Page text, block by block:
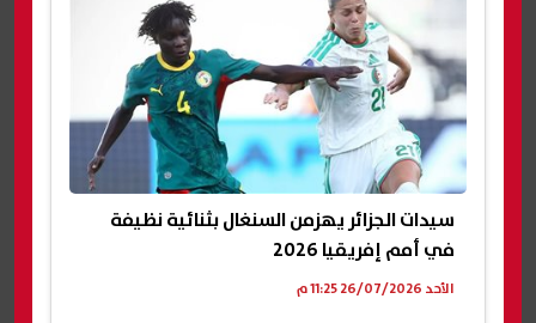
سيدات الجزائر يهزمن السنغال بثنائية نظيفة
في أمم إفريقيا 2026
الأحد 26/07/2026 11:25 م